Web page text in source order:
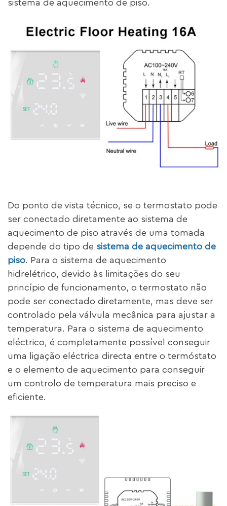
sistema de aquecimento de piso.
Do ponto de vista técnico, se o termostato pode
ser conectado diretamente ao sistema de
aquecimento de piso através de uma tomada
depende do tipo de sistema de aquecimento de
piso . Para o sistema de aquecimento
hidrelétrico, devido às limitações do seu
princípio de funcionamento, o termostato não
pode ser conectado diretamente, mas deve ser
controlado pela válvula mecânica para ajustar a
temperatura. Para o sistema de aquecimento
eléctrico, é completamente possível conseguir
uma ligação eléctrica directa entre o termóstato
e o elemento de aquecimento para conseguir
um controlo de temperatura mais preciso e
eficiente.